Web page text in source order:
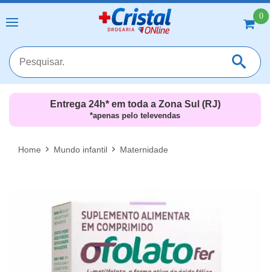
0
MAIS RESULTADOS
Entrega 24h* em toda a Zona Sul (RJ)
*apenas pelo televendas
Home Mundo infantil Maternidade